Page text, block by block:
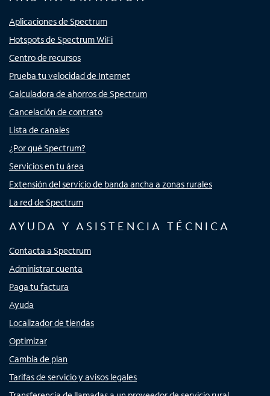
Aplicaciones de Spectrum
Hotspots de Spectrum WiFi
Centro de recursos
Prueba tu velocidad de Internet
Calculadora de ahorros de Spectrum
Cancelación de contrato
Lista de canales
¿Por qué Spectrum?
Servicios en tu área
Extensión del servicio de banda ancha a zonas rurales
La red de Spectrum
AYUDA Y ASISTENCIA TÉCNICA
Contacta a Spectrum
Administrar cuenta
Paga tu factura
Ayuda
Localizador de tiendas
Optimizar
Cambia de plan
Tarifas de servicio y avisos legales